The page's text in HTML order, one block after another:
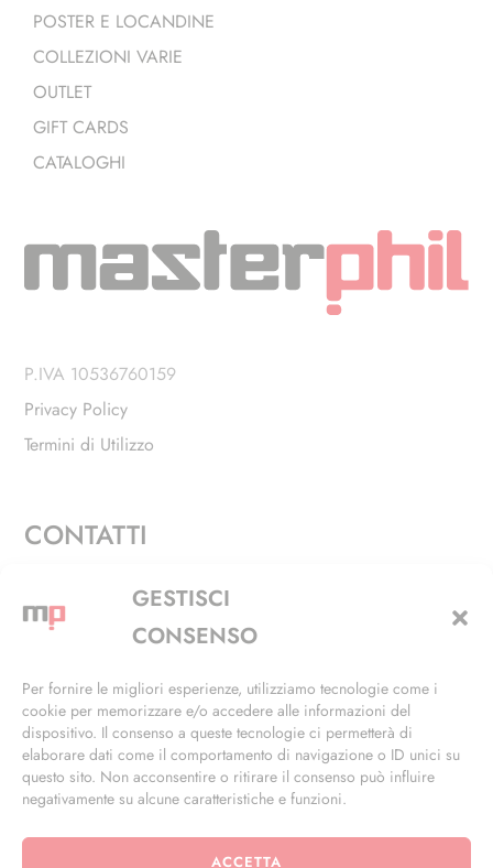
GESTISCI
CONSENSO
Per fornire le migliori esperienze, utilizziamo tecnologie come i
cookie per memorizzare e/o accedere alle informazioni del
dispositivo. Il consenso a queste tecnologie ci permetterà di
elaborare dati come il comportamento di navigazione o ID unici su
questo sito. Non acconsentire o ritirare il consenso può influire
negativamente su alcune caratteristiche e funzioni.
ACCETTA
POSTER E LOCANDINE
COLLEZIONI VARIE
OUTLET
GIFT CARDS
CATALOGHI
P.IVA 10536760159
Privacy Policy
Termini di Utilizzo
CONTATTI
Via Alfieri, 27 - Trezzano Sul Naviglio (MI)
+39 02 4846 3155
info@masterphil.it